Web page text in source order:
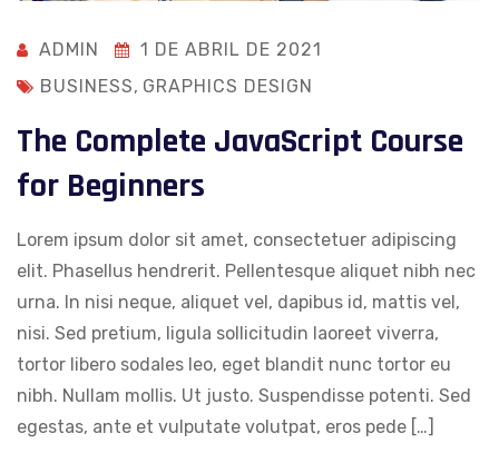
ADMIN
1 DE ABRIL DE 2021
BUSINESS, GRAPHICS DESIGN
The Complete JavaScript Course
for Beginners
Lorem ipsum dolor sit amet, consectetuer adipiscing
elit. Phasellus hendrerit. Pellentesque aliquet nibh nec
urna. In nisi neque, aliquet vel, dapibus id, mattis vel,
nisi. Sed pretium, ligula sollicitudin laoreet viverra,
tortor libero sodales leo, eget blandit nunc tortor eu
nibh. Nullam mollis. Ut justo. Suspendisse potenti. Sed
egestas, ante et vulputate volutpat, eros pede […]